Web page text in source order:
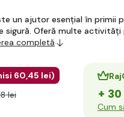
un ajutor esențial în primii
sigură. Oferă multe
completă
60,45 lei)
lei +
Cum